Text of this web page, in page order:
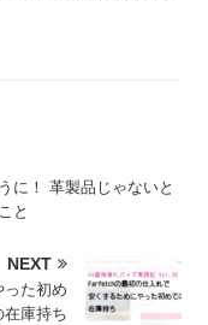
に！ 革製品じゃないと
と
NEXT
った初め
在庫持ち